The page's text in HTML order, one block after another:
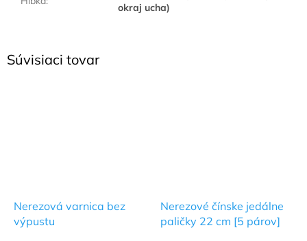
Súvisiaci tovar
Nerezová varnica bez
výpustu
Nerezové čínske jedálne
paličky 22 cm [5 párov]
okraj ucha)